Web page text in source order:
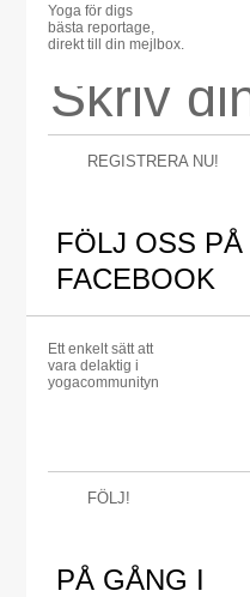
Yoga för digs
bästa reportage,
direkt till din mejlbox.
REGISTRERA NU!
FÖLJ OSS PÅ
FACEBOOK
Ett enkelt sätt att
vara delaktig i
yogacommunityn
FÖLJ!
PÅ GÅNG I